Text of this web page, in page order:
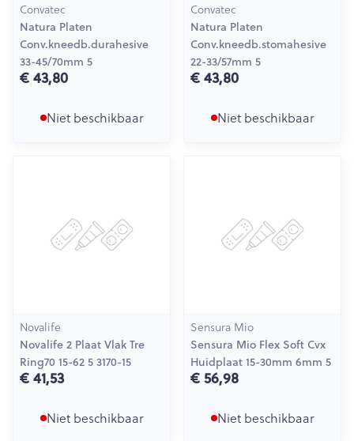
Convatec
Natura Platen
Conv.kneedb.durahesive
33-45/70mm 5
€ 43,80
Niet beschikbaar
Convatec
Natura Platen
Conv.kneedb.stomahesive
22-33/57mm 5
€ 43,80
Niet beschikbaar
Novalife
Novalife 2 Plaat Vlak Tre
Ring70 15-62 5 3170-15
€ 41,53
Niet beschikbaar
Sensura Mio
Sensura Mio Flex Soft Cvx
Huidplaat 15-30mm 6mm 5
€ 56,98
Niet beschikbaar